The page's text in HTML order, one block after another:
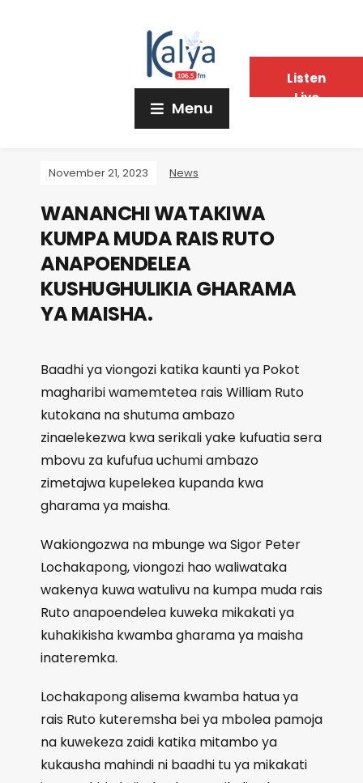
Menu
November 21, 2023 News
WANANCHI WATAKIWA
KUMPA MUDA RAIS RUTO
ANAPOENDELEA
KUSHUGHULIKIA GHARAMA
YA MAISHA.
Baadhi ya viongozi katika kaunti ya Pokot
magharibi wamemtetea rais William Ruto
kutokana na shutuma ambazo
zinaelekezwa kwa serikali yake kufuatia sera
mbovu za kufufua uchumi ambazo
zimetajwa kupelekea kupanda kwa
gharama ya maisha.
Wakiongozwa na mbunge wa Sigor Peter
Lochakapong, viongozi hao waliwataka
wakenya kuwa watulivu na kumpa muda rais
Ruto anapoendelea kuweka mikakati ya
kuhakikisha kwamba gharama ya maisha
inateremka.
Lochakapong alisema kwamba hatua ya
rais Ruto kuteremsha bei ya mbolea pamoja
na kuwekeza zaidi katika mitambo ya
kukausha mahindi ni baadhi tu ya mikakati
Listen
Live